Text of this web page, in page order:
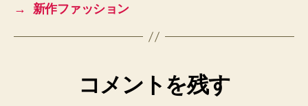
→
新作ファッション
コメントを残す